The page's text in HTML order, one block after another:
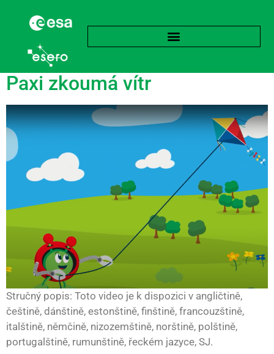
Štítek: Vítr
Paxi zkoumá vítr
Stručný popis: Toto video je k dispozici v angličtině,
češtině, dánštině, estonštině, finštině, francouzštině,
italštině, němčině, nizozemštině, norštině, polštině,
portugalštině, rumunštině, řeckém jazyce, SJ.